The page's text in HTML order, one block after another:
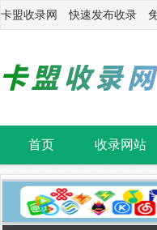
卡盟收录网 快速发布收录
首页 收录网站